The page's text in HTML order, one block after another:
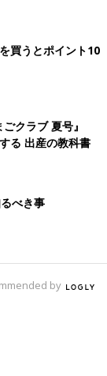
買うとポイント10
クラブ 夏号』
る 出産の教科書
べき事
by